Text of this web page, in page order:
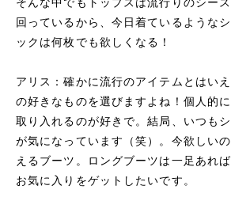
そんな中でもトップスは流行りのシー
回っているから、今日着ているような
ックは何枚でも欲しくなる！
アリス：確かに流行のアイテムとはい
の好きなものを選びますよね！個人的
取り入れるのが好きで。結局、いつも
が気になっています（笑）。今欲しい
えるブーツ。ロングブーツは一足あれ
お気に入りをゲットしたいです。